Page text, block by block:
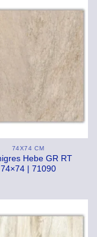
74X74 CM
Hebe GR RT
74×74 | 71090